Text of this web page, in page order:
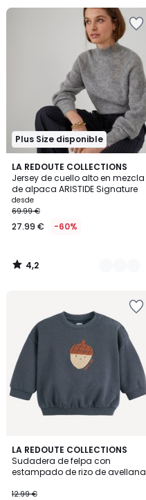
Plus Size disponible
LA REDOUTE COLLECTIONS
Jersey de cuello alto en mezcla
de alpaca ARISTIDE Signature
desde
69.99 €
27.99 € -60%
4,2
/ 5
5
Colores
4,2
/
LA REDOUTE COLLECTIONS
Sudadera de felpa con
estampado de rizo de avellana
12.99 €
4,8
/ 5